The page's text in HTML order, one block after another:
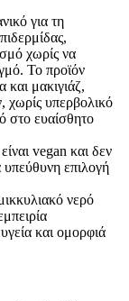
για τη
χωρίς να
Το προϊόν
μακιγιάζ,
υπερβολικό
στο ευαίσθητο
vegan και δεν
υπεύθυνη επιλογή
νερό
και ομορφιά